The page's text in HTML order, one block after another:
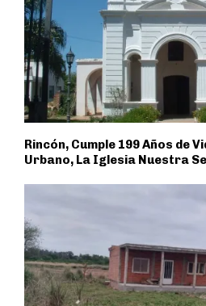
Rincón, Cumple 199 Años de
Urbano, La Iglesia Nuestra